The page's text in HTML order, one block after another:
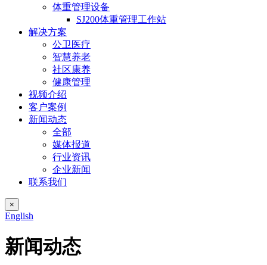
体重管理设备
SJ200体重管理工作站
解决方案
公卫医疗
智慧养老
社区康养
健康管理
视频介绍
客户案例
新闻动态
全部
媒体报道
行业资讯
企业新闻
联系我们
×
English
新闻动态